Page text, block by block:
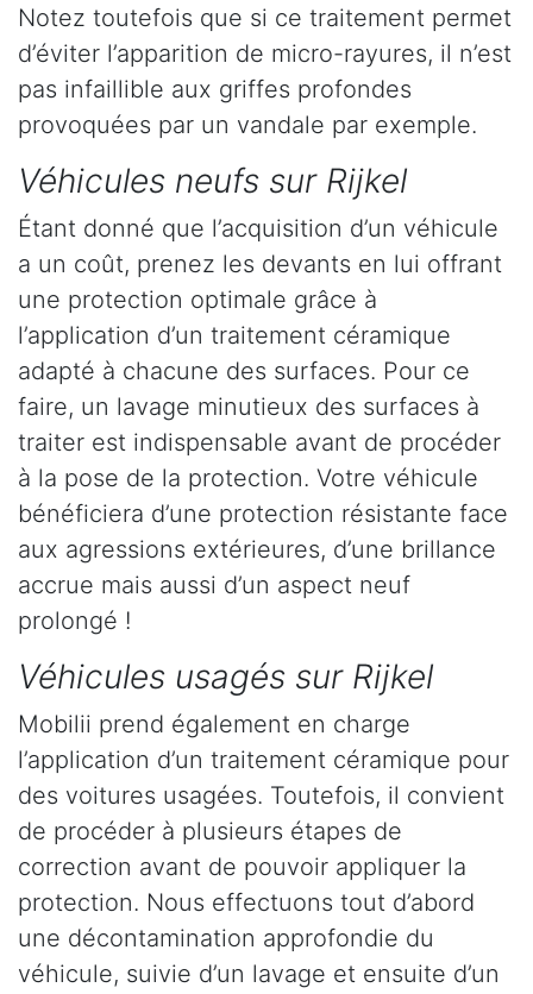
Notez toutefois que si ce traitement permet
d’éviter l’apparition de micro-rayures, il n’est
pas infaillible aux griffes profondes
provoquées par un vandale par exemple.
Véhicules neufs sur Rijkel
Étant donné que l’acquisition d’un véhicule
a un coût, prenez les devants en lui offrant
une protection optimale grâce à
l’application d’un traitement céramique
adapté à chacune des surfaces. Pour ce
faire, un lavage minutieux des surfaces à
traiter est indispensable avant de procéder
à la pose de la protection. Votre véhicule
bénéficiera d’une protection résistante face
aux agressions extérieures, d’une brillance
accrue mais aussi d’un aspect neuf
prolongé !
Véhicules usagés sur Rijkel
Mobilii prend également en charge
l’application d’un traitement céramique pour
des voitures usagées. Toutefois, il convient
de procéder à plusieurs étapes de
correction avant de pouvoir appliquer la
protection. Nous effectuons tout d’abord
une décontamination approfondie du
véhicule, suivie d’un lavage et ensuite d’un